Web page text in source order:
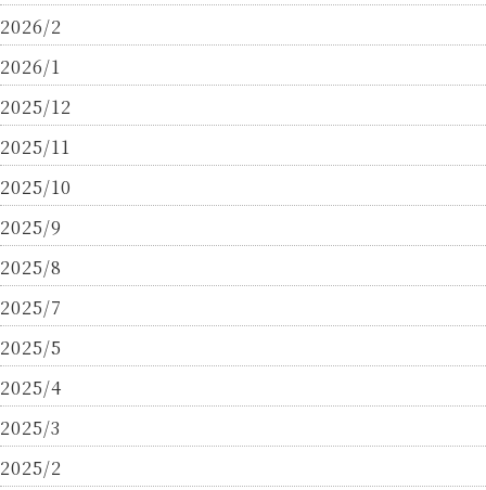
2026/2
2026/1
2025/12
2025/11
2025/10
2025/9
2025/8
2025/7
2025/5
2025/4
2025/3
2025/2